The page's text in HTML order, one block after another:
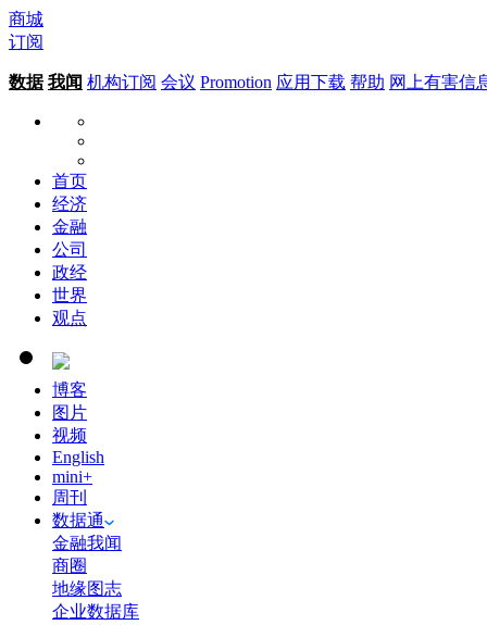
商城
订阅
数据 我闻 机构订阅 会议 Promotion 应用下载 帮助 网上有害信
首页
经济
金融
公司
政经
世界
观点
博客
图片
视频
English
mini+
周刊
数据通
金融我闻
商圈
地缘图志
企业数据库